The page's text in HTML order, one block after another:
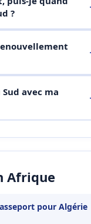
?
avec ma
Afrique
pour Algérie